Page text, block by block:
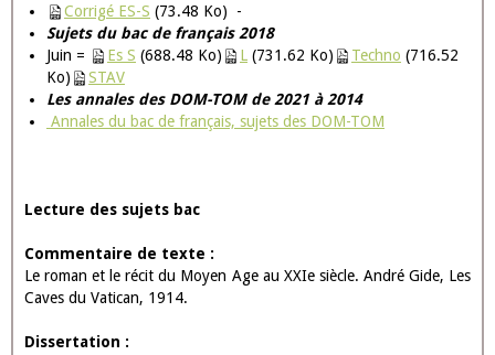
Corrigé ES-S (73.48 Ko) -
Sujets du bac de français 2018
Juin =
Es S (688.48 Ko) L (731.62 Ko) Techno (716.52
Ko)
STAV
Les annales des DOM-TOM de 2021 à 2014
Annales du bac de français, sujets des DOM-TOM
Lecture des sujets bac
Commentaire de texte :
Le roman et le récit du Moyen Age au XXIe siècle. André Gide, Les
Caves du Vatican, 1914.
Dissertation :